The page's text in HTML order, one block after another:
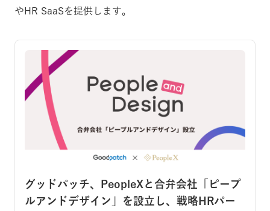
やHR SaaSを提供します。
グッドパッチ、PeopleXと合弁会社「ピープ
ルアンドデザイン」を設立し、戦略HRパー